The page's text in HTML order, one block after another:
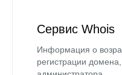
Сервис Whois
Информация о
регистрации домена,